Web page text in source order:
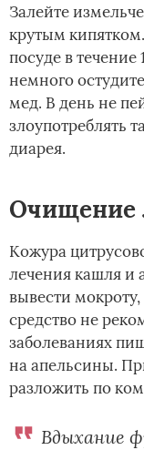
Залейте
крутым
посуде в
немного
мед. В день не
злоупотреблять
диарея.
Очищение
Кожура
лечения кашля и
вывести
средство не
заболеваниях
на апельсины.
разложить по
Вдыхание